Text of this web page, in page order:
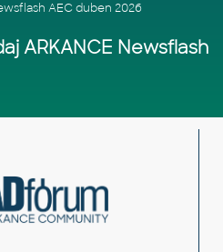
AEC duben 2026
ARKANCE Newsflash